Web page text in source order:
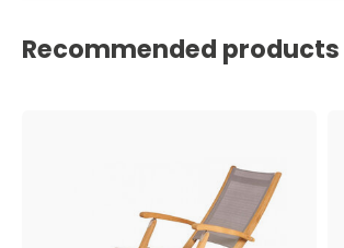
Recommended products